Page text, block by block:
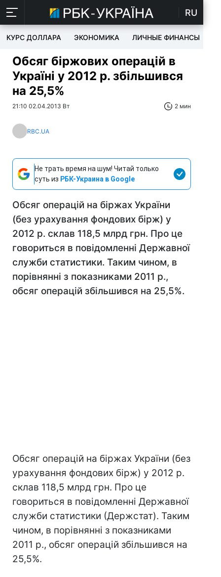
RU
КУРС ДОЛЛАРА ЭКОНОМИКА ЛИЧНЫЕ ФИНАНСЫ
Обсяг біржових операцій в
Україні у 2012 р. збільшився
на 25,5%
21:10 02.04.2013 Вт 2 мин
RBC.UA
Не трать время на шум! Читай только
суть из РБК-Украина в Google
Обсяг операцій на біржах України
(без урахування фондових бірж) у
2012 р. склав 118,5 млрд грн. Про це
говориться в повідомленні Державної
служби статистики. Таким чином, в
порівнянні з показниками 2011 р.,
обсяг операцій збільшився на 25,5%.
Обсяг операцій на біржах України (без
урахування фондових бірж) у 2012 р.
склав 118,5 млрд грн. Про це
говориться в повідомленні Державної
служби статистики (Держстат). Таким
чином, в порівнянні з показниками
2011 р., обсяг операцій збільшився на
25,5%.